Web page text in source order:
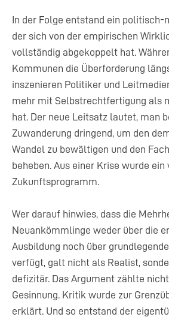
In der Folge entstand ein politisch-
der sich von der empirischen
vollständig abgekoppelt hat.
Kommunen die Überforderung
inszenieren Politiker und
mehr mit Selbstrechtfertigung als
hat. Der neue Leitsatz lautet, man
Zuwanderung dringend, um den
Wandel zu bewältigen und den
beheben. Aus einer Krise wurde
Zukunftsprogramm.
Wer darauf hinwies, dass die
Neuankömmlinge weder über die
Ausbildung noch über
verfügt, galt nicht als Realist,
defizitär. Das Argument zählte
Gesinnung. Kritik wurde zur
erklärt. Und so entstand der